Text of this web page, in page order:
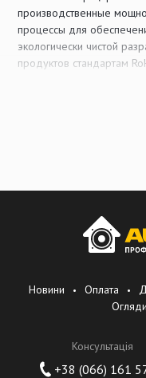
производственные
процессы для
экологически чистой
продуктов стандартам
имеем множество
Быть всемирно
Наша миссия
надёжные,
продукты.
Новини Оплата
Огляди
Консультація
+38 (066) 161